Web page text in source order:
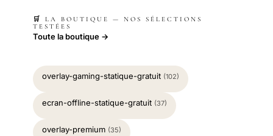
🛒 LA BOUTIQUE — NOS SÉLECTIONS
TESTÉES
Toute la boutique →
overlay-gaming-statique-gratuit (102)
ecran-offline-statique-gratuit (37)
overlay-premium (35)